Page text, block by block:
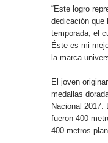
“Este logro
dedicación que
temporada, el
Éste es mi
la marca
El joven
medallas
Nacional 2017.
fueron 400
400 metros